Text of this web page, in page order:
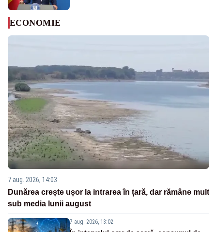
ECONOMIE
7 aug. 2026, 14:03
Dunărea crește ușor la intrarea în țară, dar rămâne mult
sub media lunii august
7 aug. 2026, 13:02